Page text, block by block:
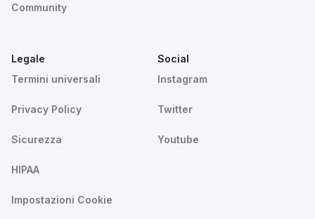
Community
Legale
Termini universali
Privacy Policy
Sicurezza
HIPAA
Impostazioni Cookie
Social
Instagram
Twitter
Youtube